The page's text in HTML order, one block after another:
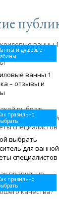
и душевые
ванны 1
– отзывы и
правильно
выбрать
для
специалистов
правильно